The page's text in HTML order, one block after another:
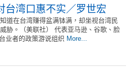
湾口惠不实／罗世宏
道在台湾赚得盆满钵满，却坐视台湾民
胁。（美联社） 代表亚马逊、谷歌、脸
业者的政策游说组织 More...